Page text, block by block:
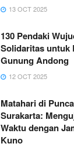
13 OCT 2025
130 Pendaki
Solidaritas untuk
Gunung Andong
12 OCT 2025
Matahari di
Surakarta:
Waktu dengan
Kuno